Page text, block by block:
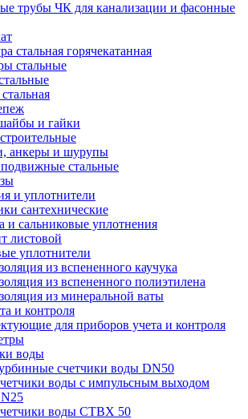
трубы ЧК для канализации и фасонные
стальная горячекатанная
стальные
и гайки
анкеры и шурупы
стальные
и уплотнители
сантехнические
и сальниковые уплотнения
листовой
уплотнители
из вспененного каучука
из вспененного полиэтилена
из минеральной ваты
и контроля
для приборов учета и контроля
воды
счетчики воды DN50
воды с импульсным выходом
воды СТВХ 50